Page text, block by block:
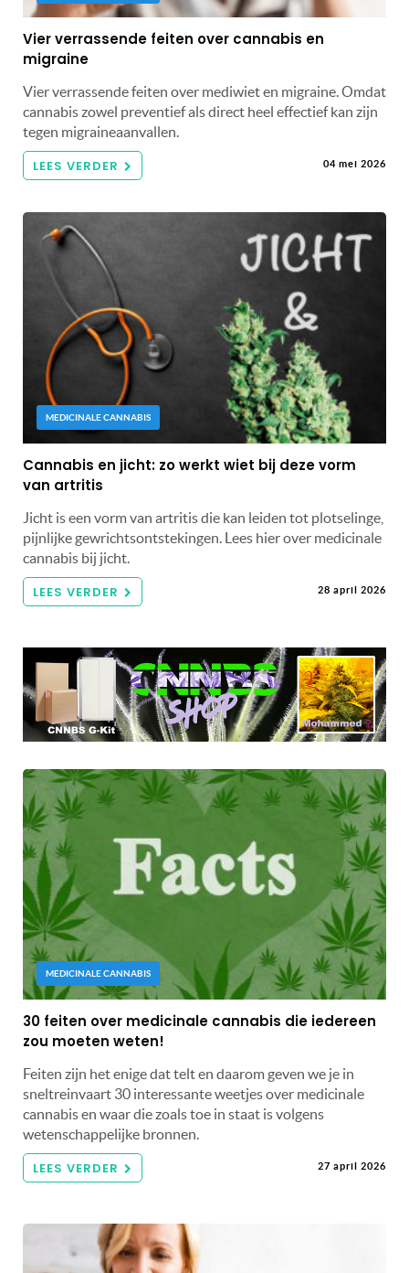
Vier verrassende feiten over cannabis en
migraine
Vier verrassende feiten over mediwiet en migraine. Omdat
cannabis zowel preventief als direct heel effectief kan zijn
tegen migraineaanvallen.
LEES VERDER 04 mei 2026
MEDICINALE CANNABIS
Cannabis en jicht: zo werkt wiet bij deze vorm
van artritis
Jicht is een vorm van artritis die kan leiden tot plotselinge,
pijnlijke gewrichtsontstekingen. Lees hier over medicinale
cannabis bij jicht.
LEES VERDER 28 april 2026
MEDICINALE CANNABIS
30 feiten over medicinale cannabis die iedereen
zou moeten weten!
Feiten zijn het enige dat telt en daarom geven we je in
sneltreinvaart 30 interessante weetjes over medicinale
cannabis en waar die zoals toe in staat is volgens
wetenschappelijke bronnen.
LEES VERDER 27 april 2026